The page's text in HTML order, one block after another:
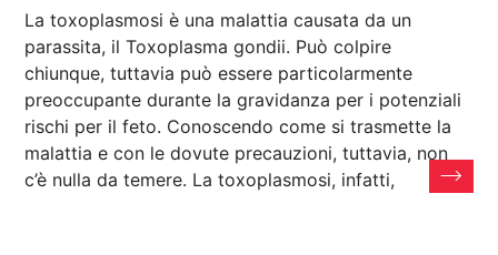
La toxoplasmosi è una malattia causata da un
parassita, il Toxoplasma gondii. Può colpire
chiunque, tuttavia può essere particolarmente
preoccupante durante la gravidanza per i potenziali
rischi per il feto. Conoscendo come si trasmette la
malattia e con le dovute precauzioni, tuttavia, non
c’è nulla da temere. La toxoplasmosi, infatti,